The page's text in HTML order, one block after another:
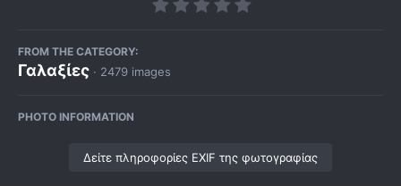
FROM THE CATEGORY:
Γαλαξίες · 2479 images
PHOTO INFORMATION
Δείτε πληροφορίες EXIF της φωτογραφίας